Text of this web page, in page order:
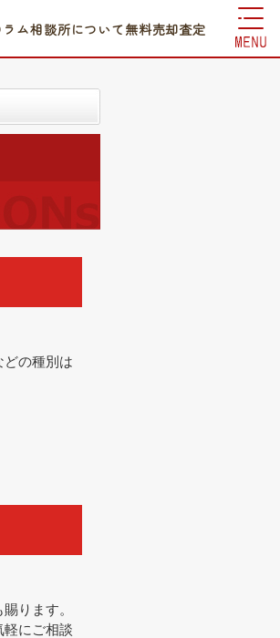
ム相談所について 無料売却査定
の種別は
ります。
軽にご相談